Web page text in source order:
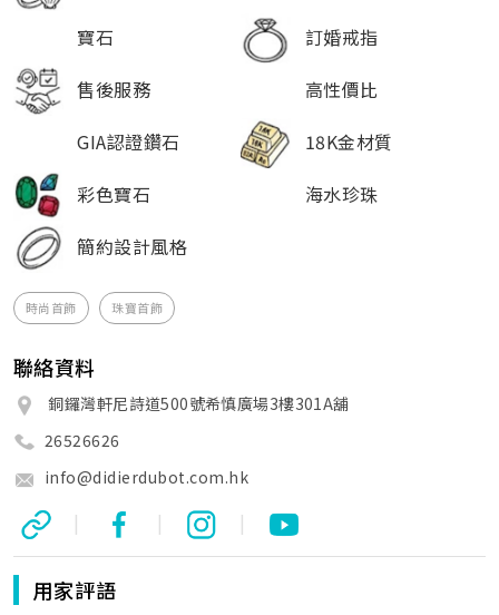
寶石
訂婚戒指
售後服務
高性價比
GIA認證鑽石
18K金材質
彩色寶石
海水珍珠
簡約設計風格
時尚首飾 珠寶首飾
聯絡資料
銅鑼灣軒尼詩道500號希慎廣場3樓301A舖
26526626
info@didierdubot.com.hk
| | |
用家評語